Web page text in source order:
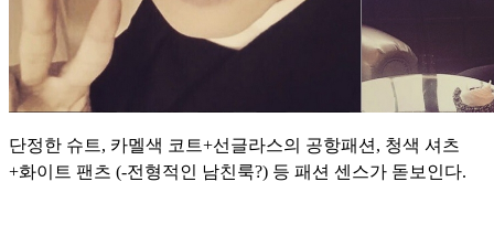
단정한 슈트, 카멜색 코트+선글라스의 공항패션, 청색 셔츠
+화이트 팬츠 (-전형적인 남친룩?) 등 패션 센스가 돋보인다.